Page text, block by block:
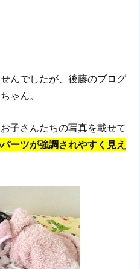
んでしたが、後藤のブログ
ゃん。
子さんたちの写真を載せて
ーツが強調されやすく見え